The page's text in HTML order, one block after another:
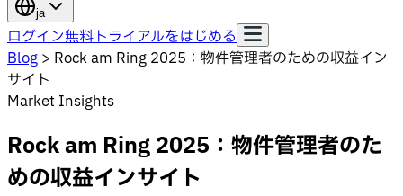
ja
ログイン無料トライアルをはじめる
Blog > Rock am Ring 2025：物件管理者のための収益イン
サイト
Market Insights
Rock am Ring 2025：物件管理者のた
めの収益インサイト